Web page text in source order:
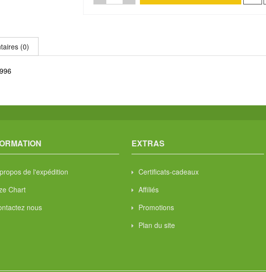
(0)
de l'expédition
Chart
nous
EXTRAS
Certificats-cadeaux
Affiliés
Promotions
Plan du site